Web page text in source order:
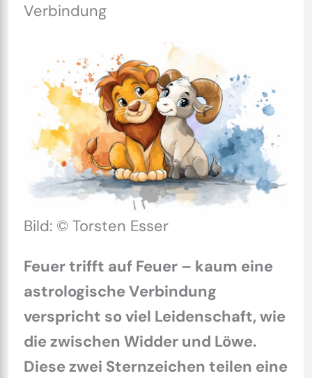
Verbindung
Bild: © Torsten Esser
Feuer trifft auf Feuer – kaum eine
astrologische Verbindung
verspricht so viel Leidenschaft, wie
die zwischen Widder und Löwe.
Diese zwei Sternzeichen teilen eine